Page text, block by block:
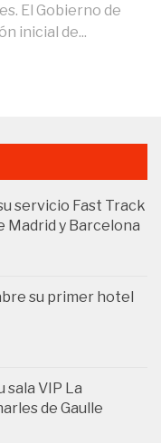
El Gobierno de
inicial de...
servicio Fast Track
Madrid y Barcelona
su primer hotel
sala VIP La
de Gaulle